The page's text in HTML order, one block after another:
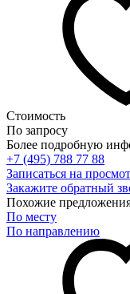
Стоимость
По запросу
Более подробную
+7 (495) 788 77 88
Записаться на
Закажите обратный
Похожие
По месту
По направлению